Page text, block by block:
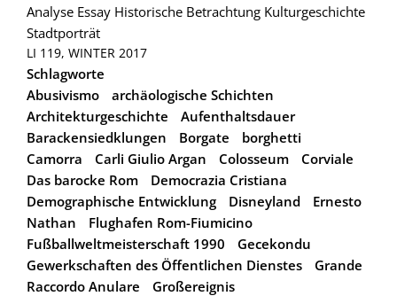
Analyse Essay Historische Betrachtung Kulturgeschichte
Stadtporträt
LI 119, WINTER 2017
Schlagworte
Abusivismo
archäologische Schichten
Architekturgeschichte
Aufenthaltsdauer
Barackensiedklungen
Borgate
borghetti
Camorra
Carli Giulio Argan Colosseum
Corviale
Das barocke Rom
Democrazia Cristiana
Demographische Entwicklung
Disneyland
Ernesto
Nathan
Flughafen Rom-Fiumicino
Fußballweltmeisterschaft 1990
Gecekondu
Gewerkschaften des Öffentlichen Dienstes
Grande
Raccordo Anulare
Großereignis